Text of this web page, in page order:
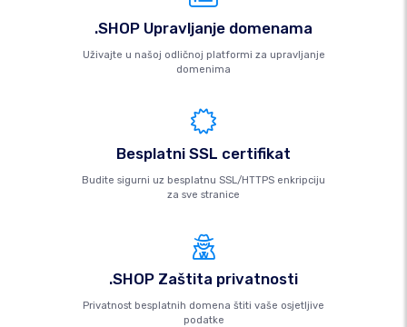
.SHOP Upravljanje domenama
Uživajte u našoj odličnoj platformi za upravljanje
domenima
Besplatni SSL certifikat
Budite sigurni uz besplatnu SSL/HTTPS enkripciju
za sve stranice
.SHOP Zaštita privatnosti
Privatnost besplatnih domena štiti vaše osjetljive
podatke